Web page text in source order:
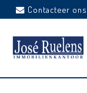
Contacteer ons